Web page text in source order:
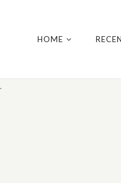
.
HOME